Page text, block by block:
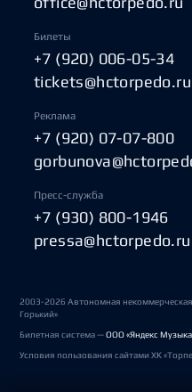
Билеты
+7 (920) 006-05-34
tickets@hctorpedo.ru
Реклама
+7 (920) 07-07-800
Пресс-служба
+7 (930) 800-1946
pressa@hctorpedo.ru
2003-2026 Автономная
Горький»
Билетная система —ООО «Яндекс
Условия пользования сайтами ХК